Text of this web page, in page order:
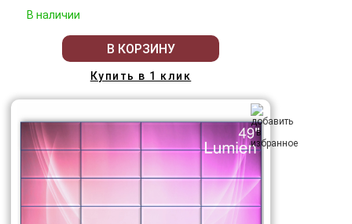
В наличии
В КОРЗИНУ
Купить в 1 клик